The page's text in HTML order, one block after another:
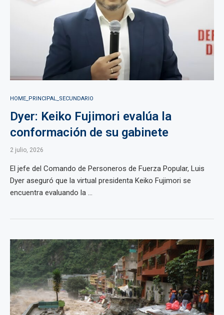
HOME_PRINCIPAL_SECUNDARIO
Dyer: Keiko Fujimori evalúa la
conformación de su gabinete
2 julio, 2026
El jefe del Comando de Personeros de Fuerza Popular, Luis
Dyer aseguró que la virtual presidenta Keiko Fujimori se
encuentra evaluando la ...